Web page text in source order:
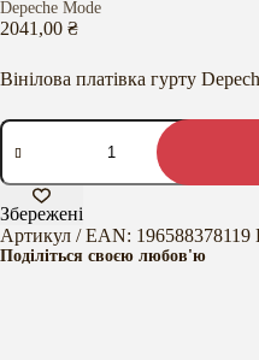
Depeche Mode
2041,00 ₴
Вінілова платівка гурту
ghosts
again
12"
кількість
Збережені
Артикул / EAN: 196588378119
Поділіться своєю любов'ю